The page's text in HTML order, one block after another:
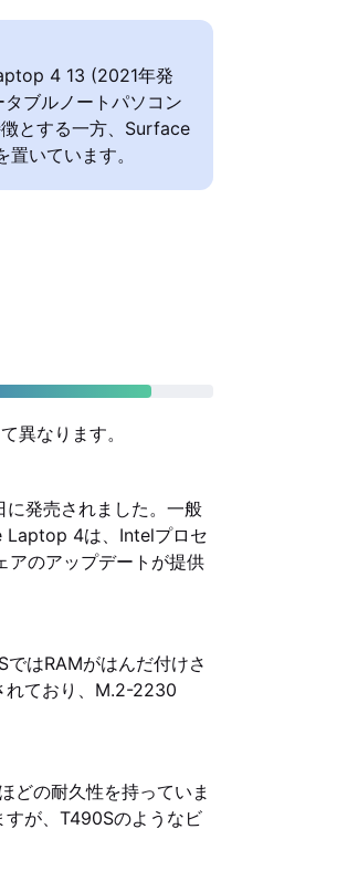
4 13 (2021年発
ブルノートパソコン
とする一方、Surface
いています。
異なります。
発売されました。一般
Laptop 4は、Intelプロセ
アのアップデートが提供
はRAMがはんだ付けさ
れており、M.2-2230
どの耐久性を持っていま
が、T490Sのようなビ